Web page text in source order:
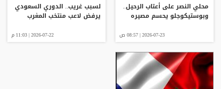
محلي النصر على أعتاب الرحيل..
وبوستيكوجلو يحسم مصيره
2026-07-23 | 08:57 ص
لسبب غريب.. الدوري السعودي
يرفض لاعب منتخب المغرب
2026-07-22 | 11:03 م